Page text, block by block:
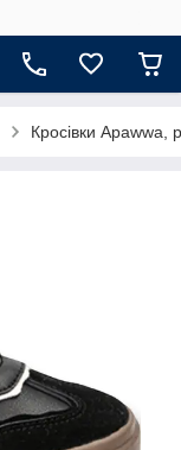
Кросівки Apawwa,